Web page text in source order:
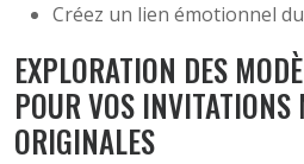
Créez un lien émotionnel
EXPLORATION DES
POUR VOS INVITATIONS
ORIGINALES